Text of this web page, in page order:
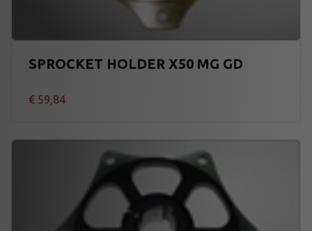
SPROCKET HOLDER X50 MG GD
€ 59,84